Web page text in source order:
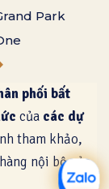
Park
phối bất
của các dự
tham khảo,
nội bộ của